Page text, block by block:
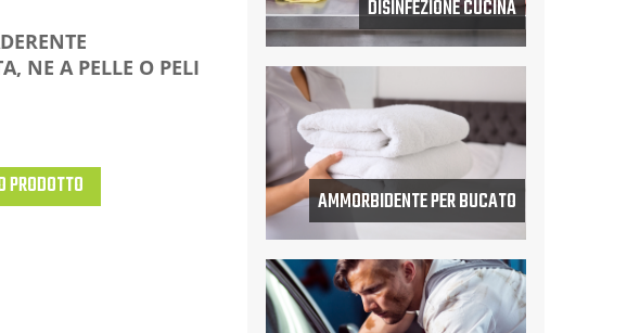
NE A PELLE O PELI
PRODOTTO
DISINFEZIONE CUCINA
AMMORBIDENTE PER BUCATO